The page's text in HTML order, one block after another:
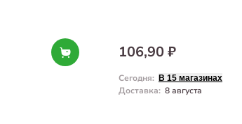
106,90 ₽
Сегодня: В 15 магазинах
Доставка: 8 августа